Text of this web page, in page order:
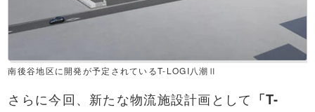
南後谷地区に開発が予定されているT-LOGI八潮Ⅱ
さらに今回、新たな物流施設計画として 「T-